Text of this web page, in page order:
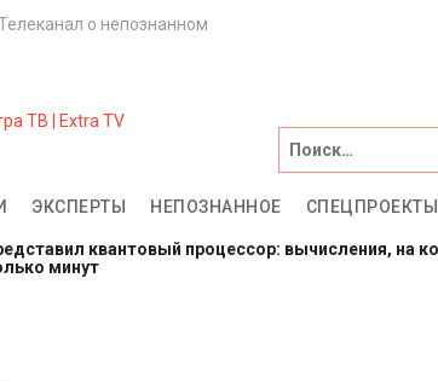
о непознанном
ЭКСПЕРТЫ НЕПОЗНАННОЕ СПЕЦПРОЕКТЫ
квантовый процессор: вычисления,
минут